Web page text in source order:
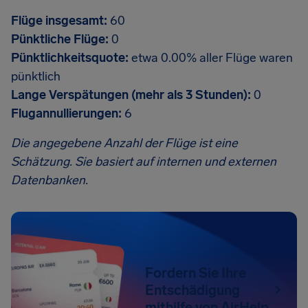
Flüge insgesamt: 60
Pünktliche Flüge: 0
Pünktlichkeitsquote: etwa 0.00% aller Flüge waren
pünktlich
Lange Verspätungen (mehr als 3 Stunden): 0
Flugannullierungen: 6
Die angegebene Anzahl der Flüge ist eine
Schätzung. Sie basiert auf internen und externen
Datenbanken.
Fordern Sie Ihre
Entschädigung